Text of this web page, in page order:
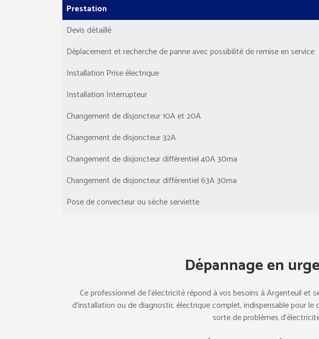
Prestation
Devis détaillé
Déplacement et recherche de panne avec possibilité de remise en service
Installation Prise électrique
Installation Interrupteur
Changement de disjoncteur 10A et 20A
Changement de disjoncteur 32A
Changement de disjoncteur différentiel 40A 30ma
Changement de disjoncteur différentiel 63A 30ma
Pose de convecteur ou séche serviette
Dépannage en
Ce professionnel de l’électricité répond à vos besoins à Argenteuil
d’installation ou de diagnostic électrique complet, indispensable pour
sorte de problèmes